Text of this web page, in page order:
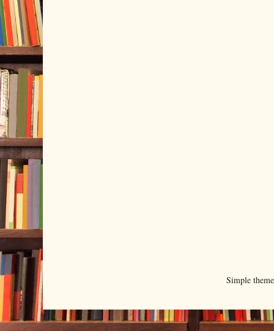
Simple